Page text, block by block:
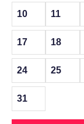
10 11
17 18
24 25
31